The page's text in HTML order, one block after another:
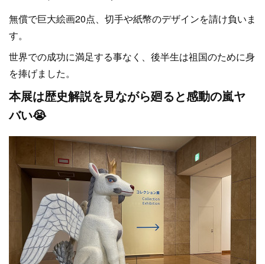
無償で巨大絵画20点、切手や紙幣のデザインを請け負いま
す。
世界での成功に満足する事なく、後半生は祖国のために身
を捧げました。
本展は歴史解説を見ながら廻ると感動の嵐ヤ
バい😭